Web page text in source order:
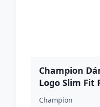
Champion
Logo Slim Fit
Champion